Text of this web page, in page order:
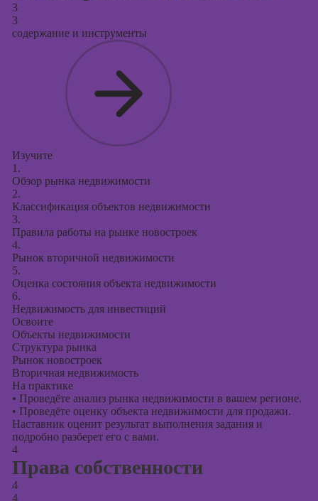
3
3
содержание и инструменты
Изучите
1.
Обзор рынка недвижимости
2.
Классификация объектов недвижимости
3.
Правила работы на рынке новостроек
4.
Рынок вторичной недвижимости
5.
Оценка состояния объекта недвижимости
6.
Недвижимость для инвестиций
Освоите
Объекты недвижимости
Структура рынка
Рынок новостроек
Вторичная недвижимость
На практике
• Проведёте анализ рынка недвижимости в вашем регионе.
• Проведёте оценку объекта недвижимости для продажи.
Наставник оценит результат выполнения задания и
подробно разберет его с вами.
4
Права собственности
4
4